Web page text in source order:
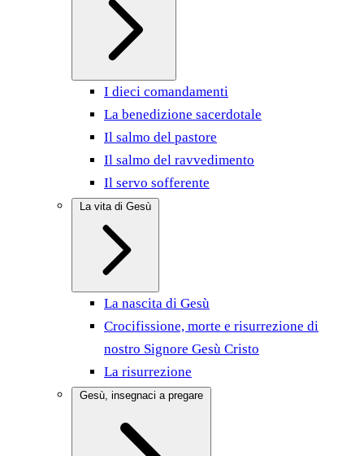
I dieci comandamenti
La benedizione sacerdotale
Il salmo del pastore
Il salmo del ravvedimento
Il servo sofferente
La nascita di Gesù
Crocifissione, morte e risurrezione di
nostro Signore Gesù Cristo
La risurrezione